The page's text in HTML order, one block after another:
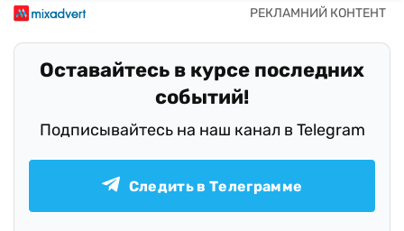
Оставайтесь в курсе последних
событий!
Подписывайтесь на наш канал в Telegram
Следить в Телеграмме